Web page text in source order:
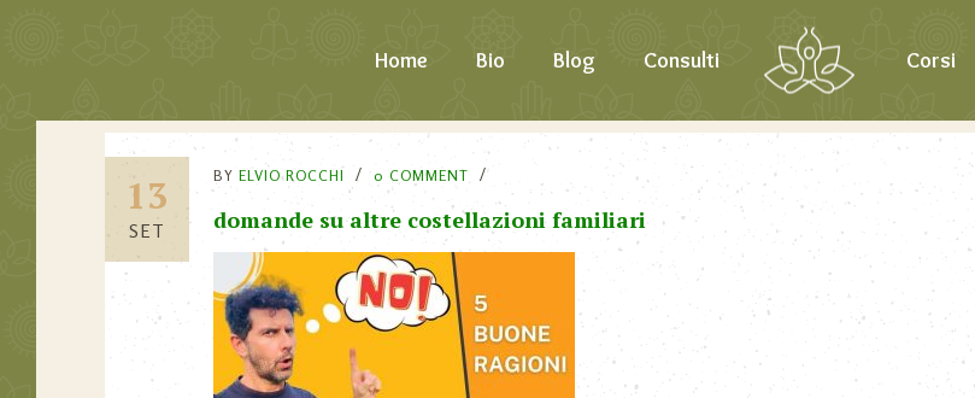
Home Bio Blog Consulti Corsi
13
SET
BY ELVIO ROCCHI 0 COMMENT
domande su altre costellazioni familiari